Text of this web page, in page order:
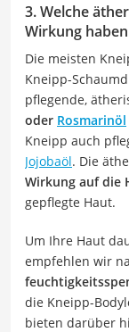
3. Welche
Wirkung haben
Die meisten
Kneipp-
pflegende,
oder Rosmarinöl
Kneipp auch
Jojobaöl. Die
Wirkung auf die
gepflegte Haut.
Um Ihre Haut
empfehlen wir
die Kneipp-
bieten darüber